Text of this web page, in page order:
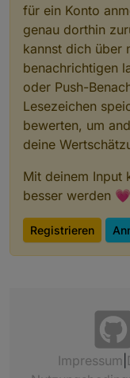
für ein Konto
genau dorthin
kannst dich über
benachrichtigen
oder Push-
Lesezeichen
bewerten, um
deine
Mit deinem Input
besser werden 💗
Registrieren
Impressum